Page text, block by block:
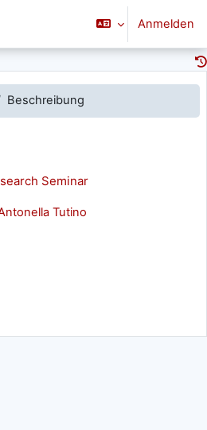
Anmelden
Beschreibung
Seminar
Tutino